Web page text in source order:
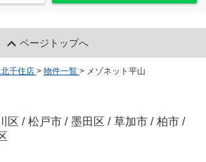
ページトップへ
千住店 > 物件一覧 > メゾネット平山
区 / 松戸市 / 墨田区 / 草加市 / 柏市 /